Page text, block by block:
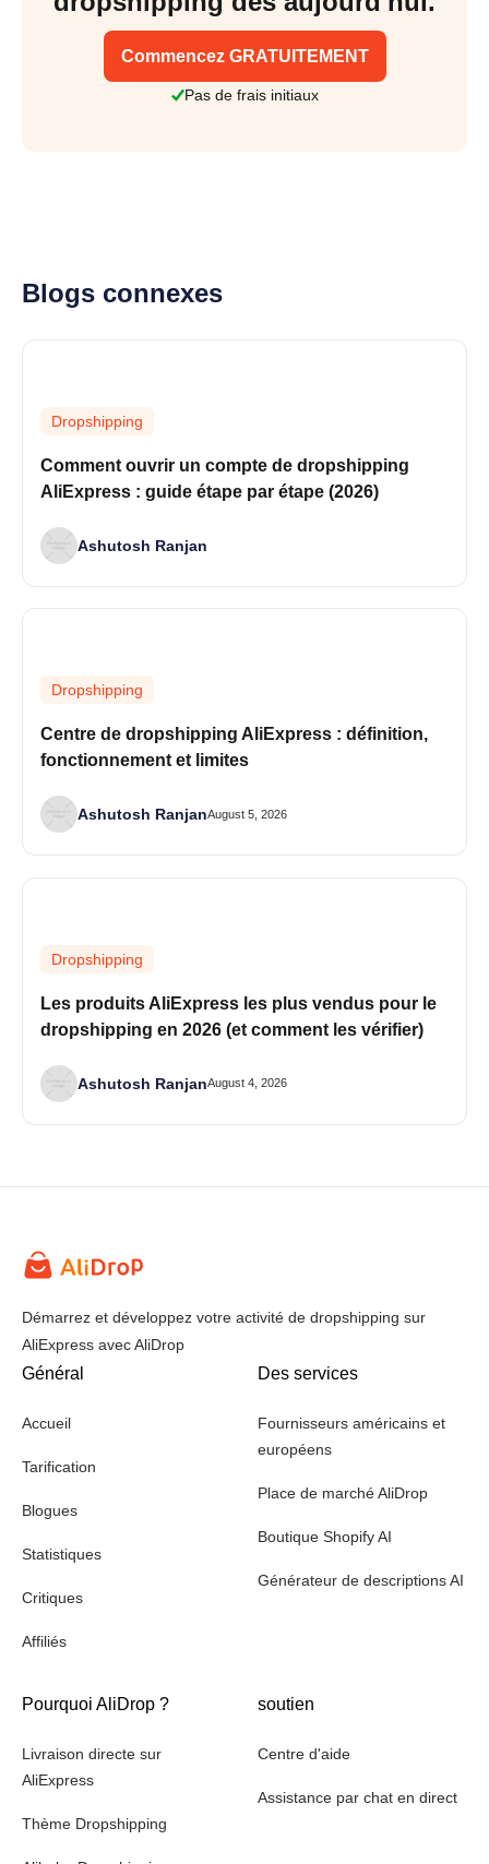
Commencez GRATUITEMENT
Pas de frais initiaux
Blogs connexes
Dropshipping
Comment ouvrir un compte de dropshipping
AliExpress : guide étape par étape (2026)
Ashutosh Ranjan
Dropshipping
Centre de dropshipping AliExpress : définition,
fonctionnement et limites
Ashutosh RanjanAugust 5, 2026
Dropshipping
Les produits AliExpress les plus vendus pour le
dropshipping en 2026 (et comment les vérifier)
Ashutosh RanjanAugust 4, 2026
Démarrez et développez votre activité de dropshipping sur
AliExpress avec AliDrop
Général
Accueil
Tarification
Blogues
Statistiques
Critiques
Affiliés
Des services
Fournisseurs américains et
européens
Place de marché AliDrop
Boutique Shopify AI
Générateur de descriptions AI
Pourquoi AliDrop ?
Livraison directe sur
AliExpress
Thème Dropshipping
soutien
Centre d'aide
Assistance par chat en direct